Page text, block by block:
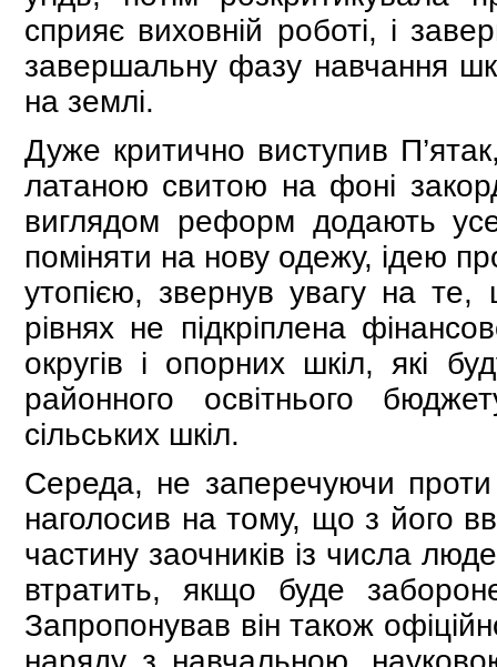
сприяє виховній роботі, і
завершальну фазу навчання
на землі.
Дуже критично виступив
латаною свитою на фоні
виглядом реформ додають
поміняти на нову одежу, ідею
утопією, звернув увагу на
рівнях не підкріплена
округів і опорних шкіл, які
районного освітнього
сільських шкіл.
Середа, не заперечуючи проти
наголосив на тому, що з його
частину заочників із числа
втратить, якщо буде
Запропонував він також